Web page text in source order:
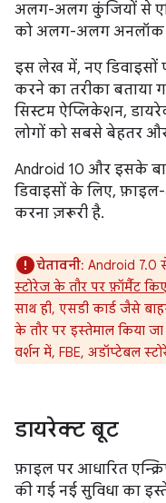
अलग-अलग कुंजियों से
को अलग-अलग अनलॉक
इस लेख में, नए डिवाइसों
करने का तरीका बताया
सिस्टम ऐप्लिकेशन,
लोगों को सबसे बेहतर
Android 10 और इसके
डिवाइसों के लिए,
करना ज़रूरी है.
चेतावनी: Android 7.0
स्टोरेज के तौर पर फ़ॉर्मैट
साथ ही, एसडी कार्ड जैसे
के तौर पर इस्तेमाल किया
वर्शन में, FBE, अडॉप्टेबल
डायरेक्ट बूट
फ़ाइल पर आधारित
की गई नई सुविधा का